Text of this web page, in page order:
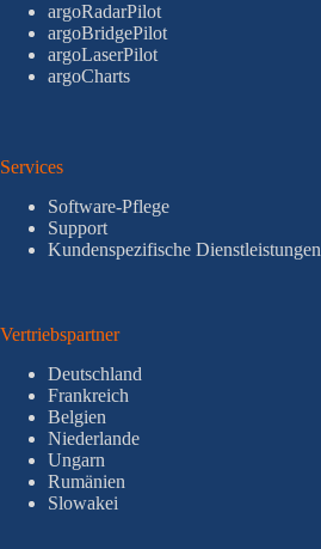
argoRadarPilot
argoBridgePilot
argoLaserPilot
argoCharts
Services
Software-Pflege
Support
Kundenspezifische Dienstleistungen
Vertriebspartner
Deutschland
Frankreich
Belgien
Niederlande
Ungarn
Rumänien
Slowakei